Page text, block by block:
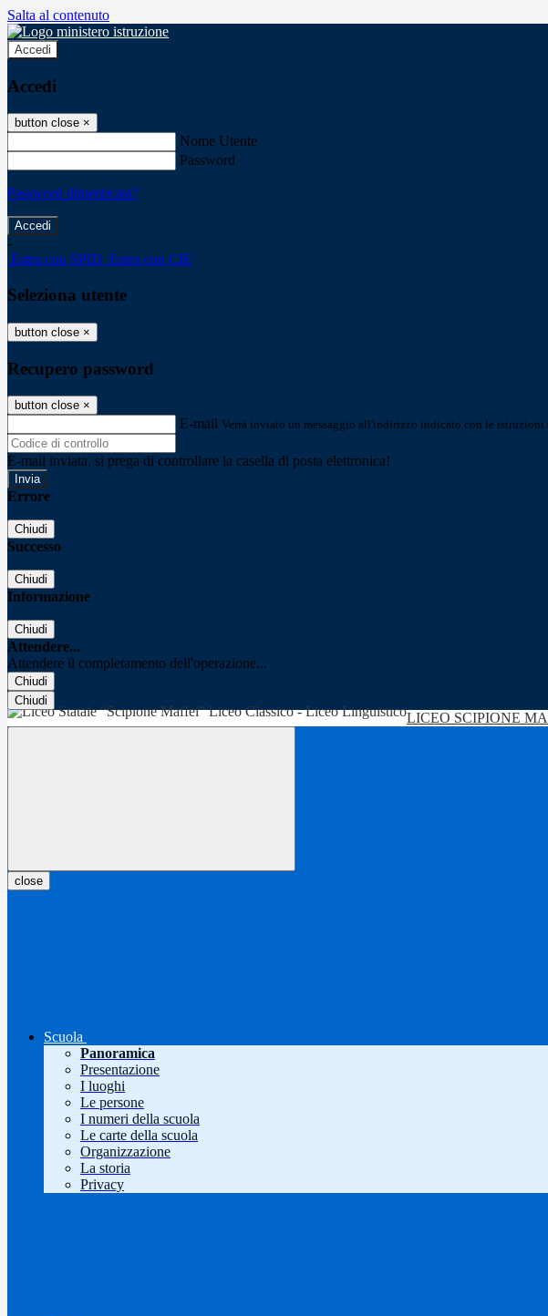
Salta al contenuto
Accedi
Accedi
button close ×
Nome Utente
Password
Password dimenticata?
-
Entra con SPID Entra con CIE
Seleziona utente
button close ×
Recupero password
button close ×
E-mail Verrà inviato un messaggio all'indirizzo indicato con le istruzioni
E-mail inviata, si prega di controllare la casella di posta elettronica!
Errore
Chiudi
Successo
Chiudi
Informazione
Chiudi
Attendere...
Attendere il completamento dell'operazione...
Chiudi
Chiudi
LICEO SCIPIONE
close
Scuola
Panoramica
Presentazione
I luoghi
Le persone
I numeri della scuola
Le carte della scuola
Organizzazione
La storia
Privacy